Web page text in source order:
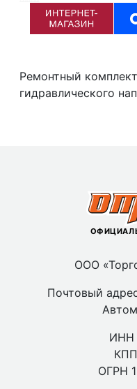
Ремонтный
гидравлического
ООО
Почтовый
ИНН
ОГРН